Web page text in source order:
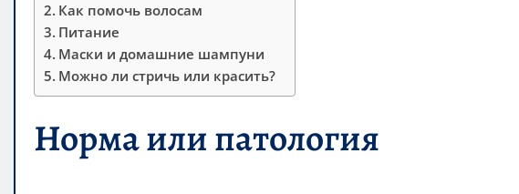
Как помочь волосам
Питание
Маски и домашние шампуни
Можно ли стричь или красить?
Норма или патология